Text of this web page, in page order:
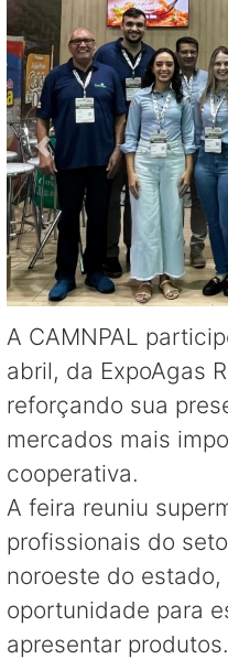
A CAMNPAL
abril, da ExpoAgas
reforçando sua
mercados mais
cooperativa.
A feira reuniu
profissionais do
noroeste do estado,
oportunidade para
apresentar